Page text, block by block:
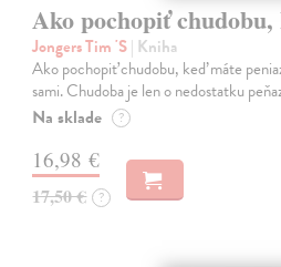
Ako pochopiť chudobu,
Jongers Tim 'S| Kniha
Ako pochopiť chudobu, keď máte
sami. Chudoba je len o nedostatku
Na sklade ?
16,98 €
17,50 € ?